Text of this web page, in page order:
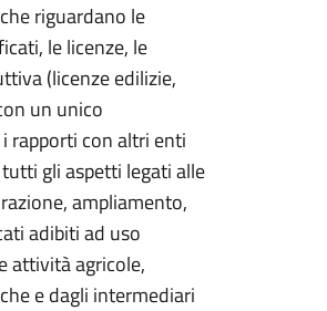
riguardano le
le licenze, le
(licenze edilizie,
un unico
rapporti con altri enti
gli aspetti legati alle
ampliamento,
adibiti ad uso
attività agricole,
e dagli intermediari